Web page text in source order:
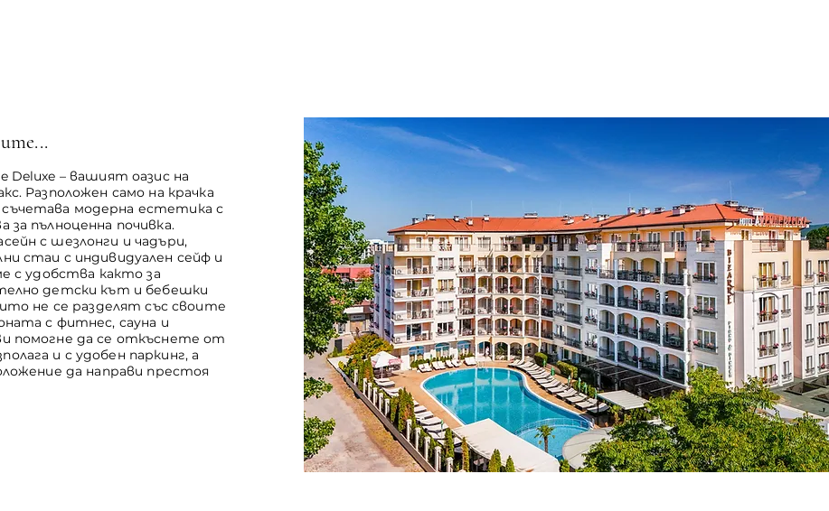
Deluxe – вашият оазис на
Разположен само на крачка
модерна естетика с
за пълноценна почивка.
с шезлонги и чадъри,
стаи с индивидуален сейф и
с удобства както за
детски кът и бебешки
не се разделят със своите
с фитнес, сауна и
помогне да се откъснете от
и с удобен паркинг, а
да направи престоя